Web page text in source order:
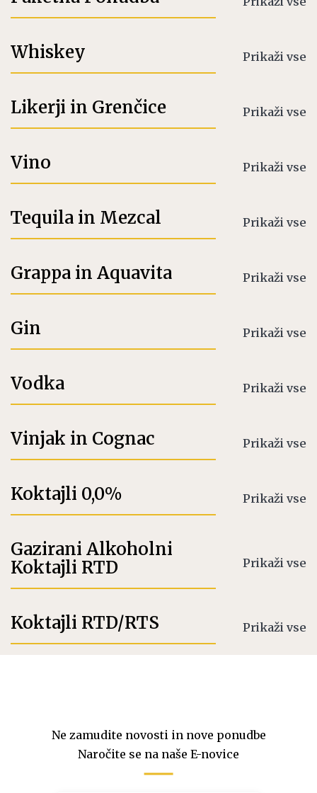
Whiskey Prikaži vse
Likerji in Grenčice Prikaži vse
Vino Prikaži vse
Tequila in Mezcal Prikaži vse
Grappa in Aquavita Prikaži vse
Gin Prikaži vse
Vodka Prikaži vse
Vinjak in Cognac Prikaži vse
Koktajli 0,0% Prikaži vse
Gazirani Alkoholni
Koktajli RTD
Prikaži vse
Koktajli RTD/RTS Prikaži vse
Ne zamudite novosti in nove ponudbe
Naročite se na naše E-novice